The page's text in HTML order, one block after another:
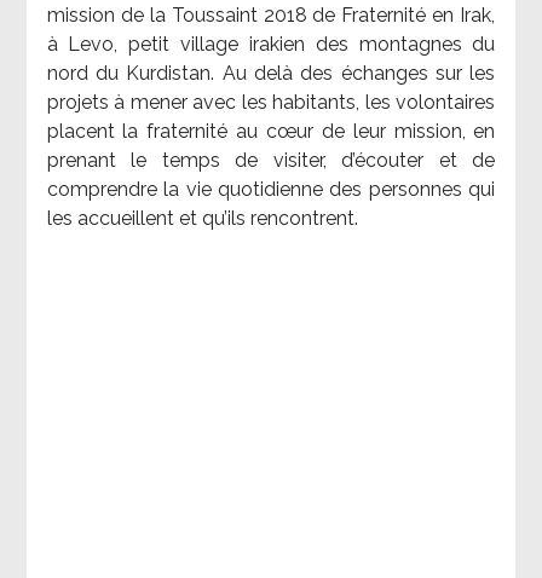
mission de la Toussaint 2018 de Fraternité en Irak,
à Levo, petit village irakien des montagnes du
nord du Kurdistan. Au delà des échanges sur les
projets à mener avec les habitants, les volontaires
placent la fraternité au cœur de leur mission, en
prenant le temps de visiter, d’écouter et de
comprendre la vie quotidienne des personnes qui
les accueillent et qu’ils rencontrent.